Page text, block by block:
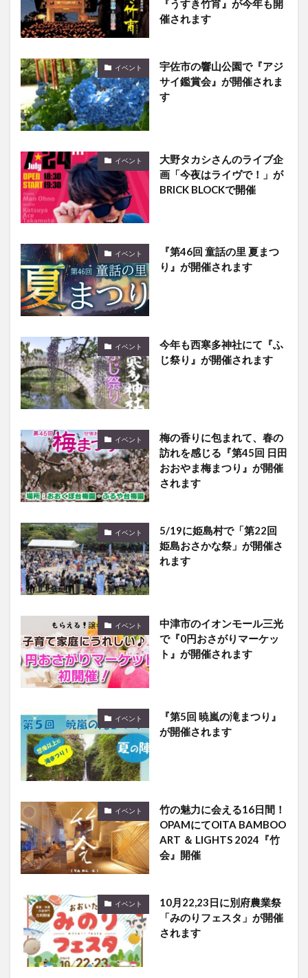
『うすき竹宵』が今年も開
催されます
イベント
宇佐市の響山公園で『アジ
サイ鑑賞会』が開催されま
す
イベント
大野タカシさんのライブ企
画「今夜はライヴで！」が
BRICK BLOCKで開催
イベント
『第46回 童話の里 夏まつ
り』が開催されます
イベント
今年も西寒多神社にて『ふ
じ祭り』が開催されます
イベント
梅の香りに包まれて、春の
訪れを感じる『第45回 日田
おおやま梅まつり』が開催
されます
イベント
5/19に姫島村で「第22回
姫島おさかな祭」が開催さ
れます
イベント
中津市のイオンモール三光
で『0円おさがりマーケッ
ト』が開催されます
イベント
『第5回 暁嵐の滝まつり』
が開催されます
イベント
竹の魅力に会える16日間！
OPAMにてOITA BAMBOO
ART ＆ LIGHTS 2024『竹
会』開催
イベント
10月22,23日に別府農業祭
「みのりフェスタ」が開催
されます